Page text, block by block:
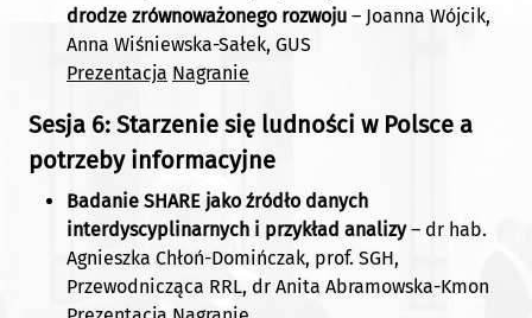
drodze zrównoważonego rozwoju – Joanna Wójcik,
Anna Wiśniewska-Sałek, GUS
Prezentacja Nagranie
Sesja 6: Starzenie się ludności w Polsce a
potrzeby informacyjne
Badanie SHARE jako źródło danych
interdyscyplinarnych i przykład analizy– dr hab.
Agnieszka Chłoń-Domińczak, prof. SGH,
Przewodnicząca RRL, dr Anita Abramowska-Kmon